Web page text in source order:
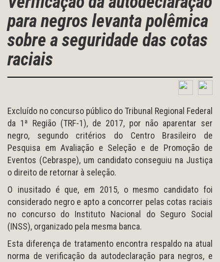
para negros levanta polêmica
sobre a seguridade das cotas
raciais
Excluído no concurso público do Tribunal Regional Federal
da 1ª Região (TRF-1), de 2017, por não aparentar ser
negro, segundo critérios do Centro Brasileiro de
Pesquisa em Avaliação e Seleção e de Promoção de
Eventos (Cebraspe), um candidato conseguiu na Justiça
o direito de retornar à seleção.
O inusitado é que, em 2015, o mesmo candidato foi
considerado negro e apto a concorrer pelas cotas raciais
no concurso do Instituto Nacional do Seguro Social
(INSS), organizado pela mesma banca.
Esta diferença de tratamento encontra respaldo na atual
norma de verificação da autodeclaração para negros, e